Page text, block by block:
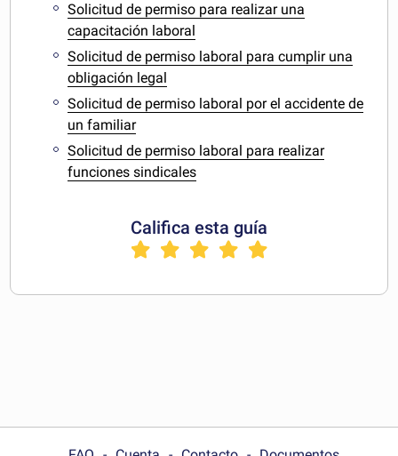
Solicitud de permiso para realizar una
capacitación laboral
Solicitud de permiso laboral para cumplir una
obligación legal
Solicitud de permiso laboral por el accidente de
un familiar
Solicitud de permiso laboral para realizar
funciones sindicales
Califica esta guía